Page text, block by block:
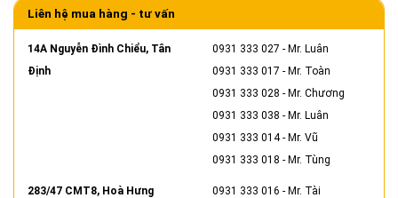
Liên hệ mua hàng - tư vấn
14A Nguyễn Đình Chiểu, Tân
Định
0931 333 027 - Mr. Luân
0931 333 017 - Mr. Toàn
0931 333 028 - Mr. Chương
0931 333 038 - Mr. Luân
0931 333 014- Mr. Vũ
0931 333 018 - Mr. Tùng
283/47 CMT8, Hoà Hưng 0931 333 016 - Mr. Tài